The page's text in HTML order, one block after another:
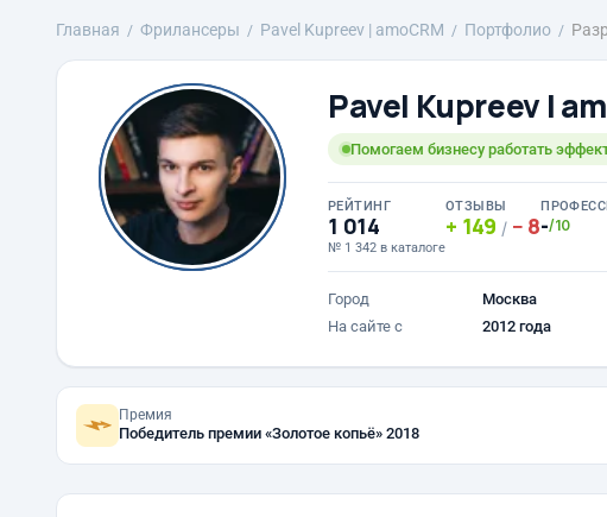
Главная Фрилансеры Pavel Kupreev | amoCRM Портфолио
Pavel Kupreev |
Помогаем бизнесу работать
РЕЙТИНГ
1 014
№ 1 342 в каталоге
ОТЗЫВЫ
149 / 8-/10
Город
Москва
На сайте с
2012 года
Премия
Победитель премии «Золотое копьё» 2018